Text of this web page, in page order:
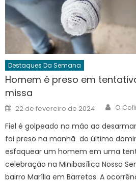
Destaques Da Semana
Homem é preso em
missa
Posted
on
22 de fevereiro de 2024 O
Fiel é golpeado na mão ao
foi preso na manhã do último
esfaquear um homem em uma
celebração na Minibasílica Nossa
bairro Marília em Barretos. A